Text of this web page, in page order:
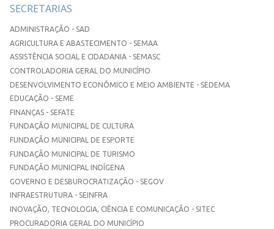
SECRETARIAS
ADMINISTRAÇÃO - SAD
AGRICULTURA E ABASTECIMENTO - SEMAA
ASSISTÊNCIA SOCIAL E CIDADANIA - SEMASC
CONTROLADORIA GERAL DO MUNICÍPIO
DESENVOLVIMENTO ECONÔMICO E MEIO AMBIENTE - SEDEMA
EDUCAÇÃO - SEME
FINANÇAS - SEFATE
FUNDAÇÃO MUNICIPAL DE CULTURA
FUNDAÇÃO MUNICIPAL DE ESPORTE
FUNDAÇÃO MUNICIPAL DE TURISMO
FUNDAÇÃO MUNICIPAL INDÍGENA
GOVERNO E DESBUROCRATIZAÇÃO - SEGOV
INFRAESTRUTURA - SEINFRA
INOVAÇÃO, TECNOLOGIA, CIÊNCIA E COMUNICAÇÃO - SITEC
PROCURADORIA GERAL DO MUNICÍPIO